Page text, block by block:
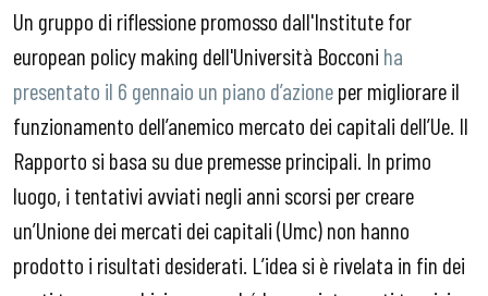
Un gruppo di riflessione promosso dall'Institute for
european policy making dell'Università Bocconi ha
presentato il 6 gennaio un piano d’azioneper migliorare il
funzionamento dell’anemico mercato dei capitali dell’Ue. Il
Rapporto si basa su due premesse principali. In primo
luogo, i tentativi avviati negli anni scorsi per creare
un’Unione dei mercati dei capitali (Umc) non hanno
prodotto i risultati desiderati. L’idea si è rivelata in fin dei